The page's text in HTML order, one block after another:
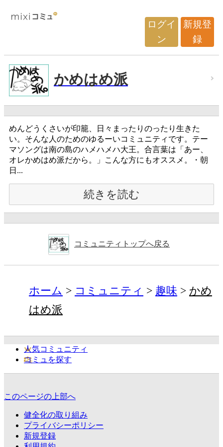
ログイ
ン
新規登
録
かめはめ派
めんどうくさいが印籠、日々まったりのったり生きた
い。そんな人のためのゆるーいコミュニティです。テー
マソングは南の島のハメハメハ大王。合言葉は「あー、
オレかめはめ派だから。」こんな方にもオススメ。・朝
日...
続きを読む
コミュニティトップへ戻る
ホーム コミュニティ 趣味
かめ
はめ派
人気コミュニティ
コミュを探す
このページの上部へ
健全化の取り組み
プライバシーポリシー
新規登録